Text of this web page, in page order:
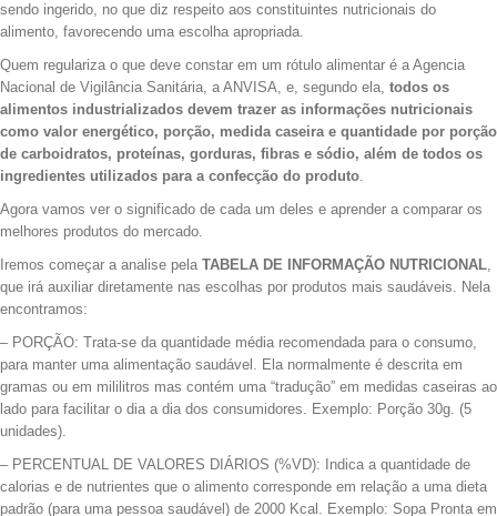
sendo ingerido, no que diz respeito aos constituintes nutricionais do
alimento, favorecendo uma escolha apropriada.
Quem regulariza o que deve constar em um rótulo alimentar é a Agencia
Nacional de Vigilância Sanitária, a ANVISA, e, segundo ela, todos os
alimentos industrializados devem trazer as informações nutricionais
como valor energético, porção, medida caseira e quantidade por porção
de carboidratos, proteínas, gorduras, fibras e sódio, além de todos os
ingredientes utilizados para a confecção do produto.
Agora vamos ver o significado de cada um deles e aprender a comparar os
melhores produtos do mercado.
Iremos começar a analise pela TABELA DE INFORMAÇÃO NUTRICIONAL,
que irá auxiliar diretamente nas escolhas por produtos mais saudáveis. Nela
encontramos:
– PORÇÃO: Trata-se da quantidade média recomendada para o consumo,
para manter uma alimentação saudável. Ela normalmente é descrita em
gramas ou em mililitros mas contém uma “tradução” em medidas caseiras ao
lado para facilitar o dia a dia dos consumidores. Exemplo: Porção 30g. (5
unidades).
– PERCENTUAL DE VALORES DIÁRIOS (%VD): Indica a quantidade de
calorias e de nutrientes que o alimento corresponde em relação a uma dieta
padrão (para uma pessoa saudável) de 2000 Kcal. Exemplo: Sopa Pronta em